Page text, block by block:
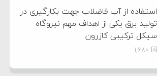
استفاده از آب فاضلاب جهت بکارگیری در
تولید برق یکی از اهداف مهم نیروگاه
سیکل ترکیبی کازرون
1,680